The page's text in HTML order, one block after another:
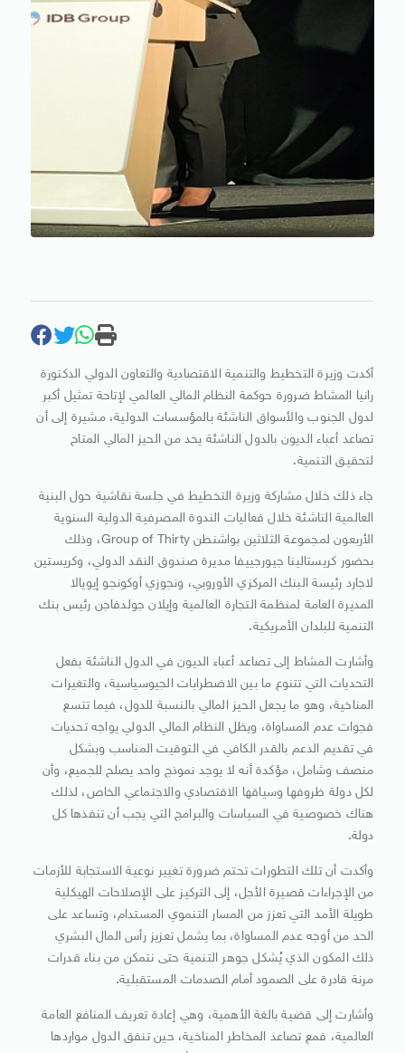
أكدت وزيرة التخطيط والتنمية الاقتصادية والتعاون الدولي الدكتورة
رانيا المشاط ضرورة حوكمة النظام المالي العالمي لإتاحة تمثيل أكبر
لدول الجنوب والأسواق الناشئة بالمؤسسات الدولية، مشيرة إلى أن
تصاعد أعباء الديون بالدول الناشئة يحد من الحيز المالي المتاح
لتحقيق التنمية.
جاء ذلك خلال مشاركة وزيرة التخطيط في جلسة نقاشية حول البنية
العالمية الناشئة خلال فعاليات الندوة المصرفية الدولية السنوية
الأربعون لمجموعة الثلاثين بواشنطن Group of Thirty، وذلك
بحضور كريستالينا جيورجييفا مديرة صندوق النقد الدولي، وكريستين
لاجارد رئيسة البنك المركزي الأوروبي، ونجوزي أوكونجو إيويالا
المديرة العامة لمنظمة التجارة العالمية وإيلان جولدفاجن رئيس بنك
التنمية للبلدان الأمريكية.
وأشارت المشاط إلى تصاعد أعباء الديون في الدول الناشئة بفعل
التحديات التي تتنوع ما بين الاضطرابات الجيوسياسية، والتغيرات
المناخية، وهو ما يجعل الحيز المالي بالنسبة للدول، فيما تتسع
فجوات عدم المساواة، ويظل النظام المالي الدولي يواجه تحديات
في تقديم الدعم بالقدر الكافي في التوقيت المناسب وبشكل
منصف وشامل، مؤكدة أنه لا يوجد نموذج واحد يصلح للجميع، وأن
لكل دولة ظروفها وسياقها الاقتصادي والاجتماعي الخاص، لذلك
هناك خصوصية في السياسات والبرامج التي يجب أن تنفذها كل
دولة.
وأكدت أن تلك التطورات تحتم ضرورة تغيير نوعية الاستجابة للأزمات
من الإجراءات قصيرة الأجل، إلى التركيز على الإصلاحات الهيكلية
طويلة الأمد التي تعزز من المسار التنموي المستدام، وتساعد على
الحد من أوجه عدم المساواة، بما يشمل تعزيز رأس المال البشري
ذلك المكون الذي يُشكل جوهر التنمية حتى نتمكن من بناء قدرات
مرنة قادرة على الصمود أمام الصدمات المستقبلية.
وأشارت إلى قضية بالغة الأهمية، وهي إعادة تعريف المنافع العامة
العالمية، فمع تصاعد المخاطر المناخية، حين تنفق الدول مواردها